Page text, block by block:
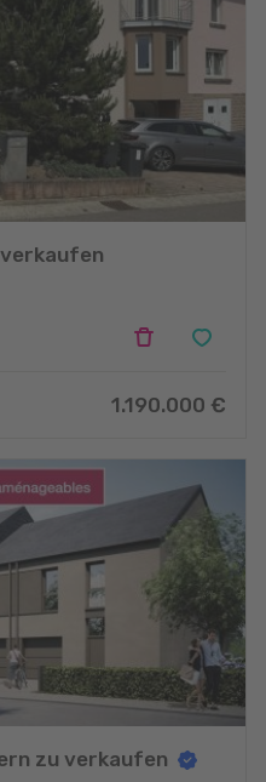
1.190.000 €
zu verkaufen